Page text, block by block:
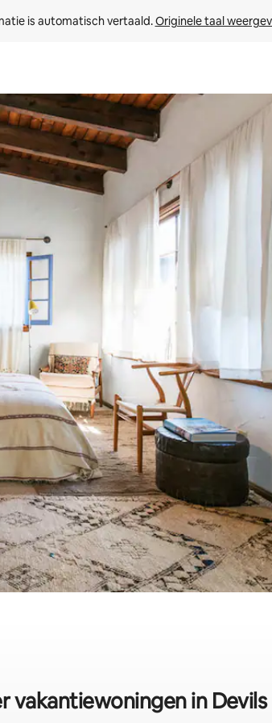
is automatisch vertaald. Originele taal
pijltjestoetsen omhoog en omlaag, óf door te
vakantiewoningen in Devils